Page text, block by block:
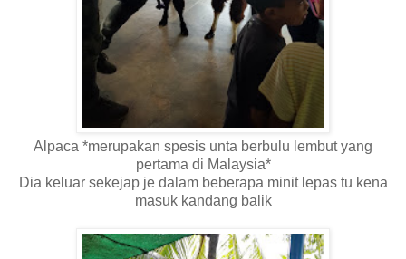
Alpaca *merupakan spesis unta berbulu lembut yang
pertama di Malaysia*
Dia keluar sekejap je dalam beberapa minit lepas tu kena
masuk kandang balik